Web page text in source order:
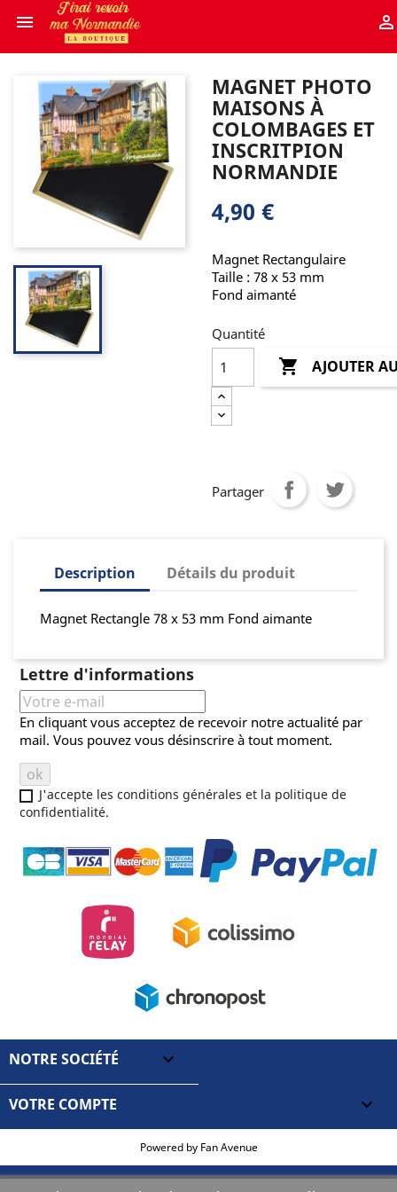
 
MAGNET PHOTO
MAISONS À
COLOMBAGES ET
INSCRITPION
NORMANDIE
4,90 €
Magnet Rectangulaire
Taille : 78 x 53 mm
Fond aimanté
Quantité
 AJOUTER
Partager
Description Détails du produit
Magnet Rectangle 78 x 53 mm Fond aimante
Lettre d'informations
En cliquant vous acceptez de recevoir notre actualité par
mail. Vous pouvez vous désinscrire à tout moment.
J'accepte les conditions générales et la politique de
confidentialité.
NOTRE SOCIÉTÉ 
VOTRE COMPTE 
Powered by Fan Avenue